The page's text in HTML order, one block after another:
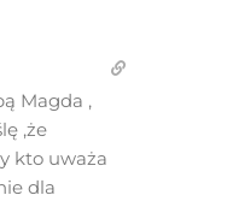
Magda ,
,że
kto uważa
dla